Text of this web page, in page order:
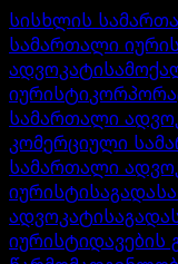
სისხლის
სამართალი
ადვოკატი
იურისტი
სამართალი
კომერციული
სამართალი
იურისტი
ადვოკატი
იურისტიდავების